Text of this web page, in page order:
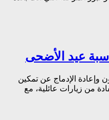
عيد الأضحى
وإعادة الإدماج عن تمكين
من زيارات عائلية، مع